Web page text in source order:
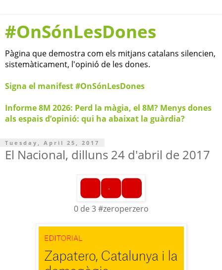
#OnSónLesDones
Pàgina que demostra com els mitjans catalans silencien,
sistemàticament, l'opinió de les dones.
Signa el manifest #OnSónLesDones
Informe 8M 2026: Perd la màgia, el 8M? Menys dones
als espais d’opinió: qui ha abaixat la guàrdia?
Tuesday, April 25, 2017
El Nacional, dilluns 24 d'abril de 2017
0 de 3 #zeroperzero